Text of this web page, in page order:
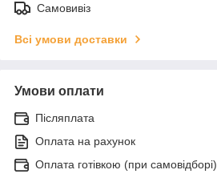
Самовивіз
Всі умови доставки
Умови оплати
Післяплата
Оплата на рахунок
Оплата готівкою (при самовідборі)